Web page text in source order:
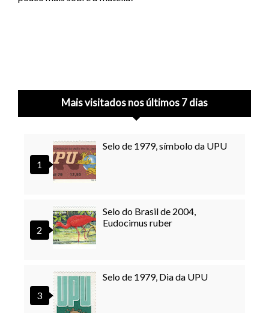
Mais visitados nos últimos 7 dias
Selo de 1979, símbolo da UPU
Selo do Brasil de 2004,
Eudocimus ruber
Selo de 1979, Dia da UPU